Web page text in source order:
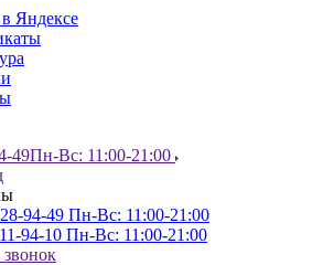
Яндексе
49Пн-Вс: 11:00-21:00
94-49 Пн-Вс: 11:00-21:00
94-10 Пн-Вс: 11:00-21:00
звонок